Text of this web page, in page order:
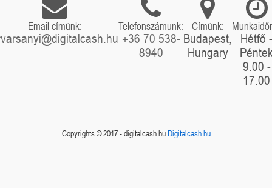
Email címünk: Telefonszámunk:
+36 70 538-
8940
Címünk:
Budapest,
Hungary
Hétfő -
9.00 -
17.00
Copyrights © 2017 - digitalcash.huDigitalcash.hu